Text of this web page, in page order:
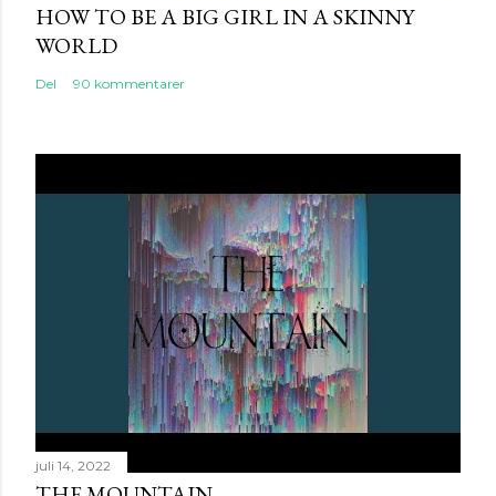
HOW TO BE A BIG GIRL IN A SKINNY
WORLD
Del 90 kommentarer
juli 14, 2022